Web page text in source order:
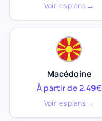
Voir les plans →
Macédoine
À partir de 2.49€
Voir les plans →